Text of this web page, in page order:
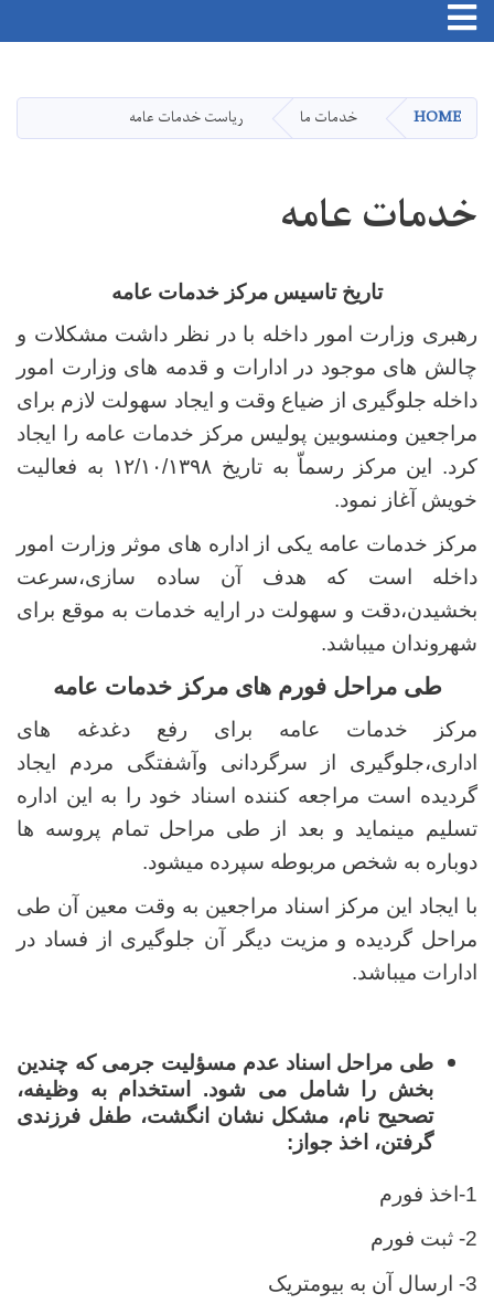
main
content
Toggle navigation
HOME خدمات ما ریاست خدمات عامه
خدمات عامه
تاریخ تاسیس مرکز خدمات عامه
رهبری وزارت امور داخله با در نظر داشت مشکلات و
چالش های موجود در ادارات و قدمه های وزارت امور
داخله جلوگیری از ضیاع وقت و ایجاد سهولت لازم برای
مراجعین ومنسوبین پولیس مرکز خدمات عامه را ایجاد
کرد. این مرکز رسماّ به تاریخ ۱۲/۱۰/۱۳۹۸ به فعالیت
خویش آغاز نمود.
مرکز خدمات عامه یکی از اداره های موثر وزارت امور
داخله است که هدف آن ساده سازی،سرعت
بخشیدن،دقت و سهولت در ارایه خدمات به موقع برای
شهروندان میباشد.
طی مراحل فورم های مرکز خدمات عامه
مرکز خدمات عامه برای رفع دغدغه های
اداری،جلوگیری از سرگردانی وآشفتگی مردم ایجاد
گردیده است مراجعه کننده اسناد خود را به این اداره
تسلیم مینماید و بعد از طی مراحل تمام پروسه ها
دوباره به شخص مربوطه سپرده میشود.
با ایجاد این مرکز اسناد مراجعین به وقت معین آن طی
مراحل گردیده و مزیت دیگر آن جلوگیری از فساد در
ادارات میباشد.
طی مراحل اسناد عدم مسؤلیت جرمی که چندین
بخش را شامل می شود. استخدام به وظیفه،
تصحیح نام، مشکل نشان انگشت، طفل فرزندی
گرفتن، اخذ جواز:
1-اخذ فورم
2- ثبت فورم
3- ارسال آن به بیومتریک